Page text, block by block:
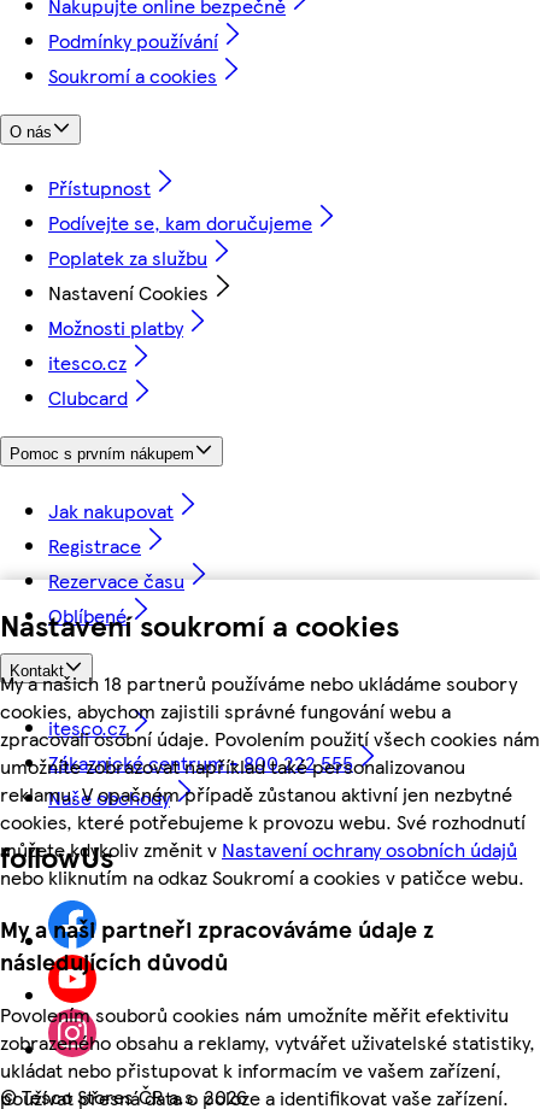
Nastavení soukromí a cookies
My a našich 18 partnerů používáme nebo ukládáme soubory
cookies, abychom zajistili správné fungování webu a
zpracovali osobní údaje. Povolením použití všech cookies nám
umožníte zobrazovat například také personalizovanou
reklamu. V opačném případě zůstanou aktivní jen nezbytné
cookies, které potřebujeme k provozu webu. Své rozhodnutí
můžete kdykoliv změnit v Nastavení ochrany osobních údajů
nebo kliknutím na odkaz Soukromí a cookies v patičce webu.
My a naši partneři zpracováváme údaje z
následujících důvodů
Povolením souborů cookies nám umožníte měřit efektivitu
zobrazeného obsahu a reklamy, vytvářet uživatelské statistiky,
ukládat nebo přistupovat k informacím ve vašem zařízení,
používat přesná data o poloze a identifikovat vaše zařízení.
Podmínky používání
Soukromí a cookies
O nás
Přístupnost
Podívejte se, kam doručujeme
Poplatek za službu
Nastavení Cookies
Možnosti platby
itesco.cz
Clubcard
Pomoc s prvním nákupem
Jak nakupovat
Registrace
Rezervace času
Oblíbené
Kontakt
itesco.cz
Zákaznické centrum - 800 222 555
Naše obchody
followUs
©Tesco Stores ČR a.s. 2026